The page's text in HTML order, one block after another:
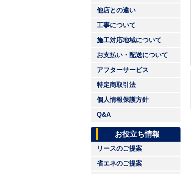
他店との違い
工事について
施工対応地域について
お支払い・配送について
アフターサービス
特定商取引法
個人情報保護方針
Q&A
お役立ち情報
リースのご提案
省エネのご提案